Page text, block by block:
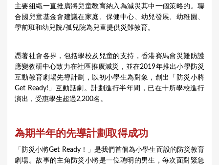
主要組織一直推廣將兒童教育納入為減災其中一個策略的。聯
合國兒童基金會建議在家庭、保健中心、幼兒發展、幼稚園、
學前班和幼兒院/孤兒院為兒童提供災難教育。
憑著社會各界，包括學校及兒童的支持，香港賽馬會災難防護
應變教研中心致力在社區推廣減災，並在2019年推出小學防災
互動教育劇場先導計劃，以初小學生為對象，創出「防災小將
Get Ready!」互動話劇。計劃進行半年間，已在十所學校進行
演出，受惠學生超過2,200名。
為期半年的先導計劃取得成功
「防災小將Get Ready！」是我們首個為小學生而設的防災教育
劇場。故事的主角防災小將是一位聰明的男生，每次面對緊急